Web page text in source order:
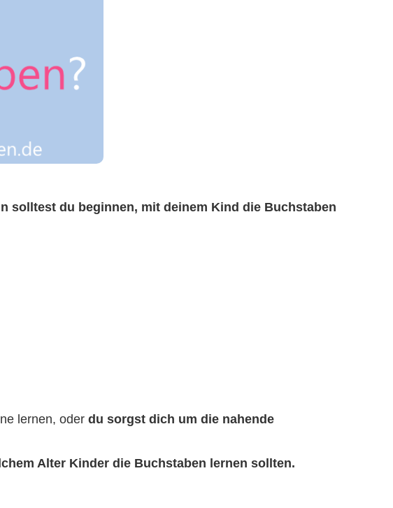
solltest du beginnen, mit deinem Kind die Buchstaben
lernen, oder du sorgst dich um die nahende
Alter Kinder die Buchstaben lernen sollten.